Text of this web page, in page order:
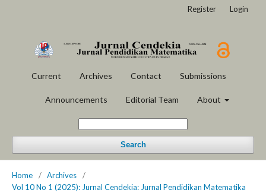
Current Archives Contact Submissions
Announcements Editorial Team About
Search
Register Login
Home / Archives
/
Vol 10 No 1 (2025): Jurnal Cendekia: Jurnal Pendidikan Matematika